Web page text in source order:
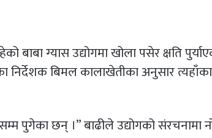
बाबा ग्यास उद्योगमा खोला पसेर क्षति
निर्देशक बिमल कालाखेतीका अनुसार
पुगेका छन् ।” बाढीले उद्योगको संरचनामा